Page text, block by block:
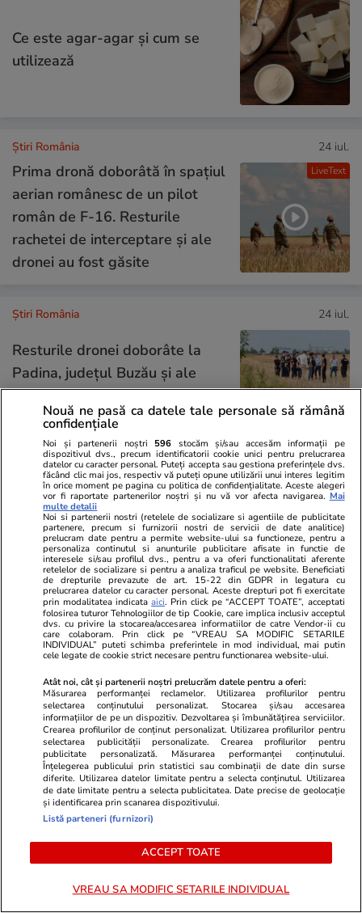
Ce este agar-agar și cum se
utilizează
LiveText
Știri România 24 iul.
Prima dronă doborâtă în spațiul
aerian românesc de un pilot
român de F-16. Resturile
rachetei de interceptare și ale
dronei au fost găsite
Știri România 24 iul.
Resturile dronei doborâte la
Padina, județul Buzău și ale
rachetei aer-aer care a
interceptat-o au fost găsite
Știri România 24 iul.
Bustul lui Adrian Păunescu din
Parcul Grădina Icoanei ar putea
fi retras. Motivele din spatele
solicitării Institutului de
Investigare a Crimelor
Comunismului
Avertizări nowcasting ANM de
vreme severă imediată. Lista
localităților vizate de fenomene
meteo periculoase
Inteligența artificială va
Nouă ne pasă ca datele tale personale să rămână
confidențiale
Noi și partenerii noștri 596 stocăm și/sau accesăm informații pe
dispozitivul dvs., precum identificatorii cookie unici pentru prelucrarea
datelor cu caracter personal. Puteți accepta sau gestiona preferințele dvs.
făcând clic mai jos, respectiv vă puteți opune utilizării unui interes legitim
în orice moment pe pagina cu politica de confidențialitate. Aceste alegeri
vor fi raportate partenerilor noștri și nu vă vor afecta navigarea. Mai
multe detalii
Noi si partenerii nostri (retelele de socializare si agentiile de publicitate
partenere, precum si furnizorii nostri de servicii de date analitice)
prelucram date pentru a permite website-ului sa functioneze, pentru a
personaliza continutul si anunturile publicitare afisate in functie de
interesele si/sau profilul dvs., pentru a va oferi functionalitati aferente
retelelor de socializare si pentru a analiza traficul pe website. Beneficiati
de drepturile prevazute de art. 15-22 din GDPR in legatura cu
prelucrarea datelor cu caracter personal. Aceste drepturi pot fi exercitate
prin modalitatea indicataaici. Prin click pe “ACCEPT TOATE”, acceptati
folosirea tuturor Tehnologiilor de tip Cookie, care implica inclusiv acceptul
dvs. cu privire la stocarea/accesarea informatiilor de catre Vendor-ii cu
care colaboram. Prin click pe “VREAU SA MODIFIC SETARILE
INDIVIDUAL” puteti schimba preferintele in mod individual, mai putin
cele legate de cookie strict necesare pentru functionarea website-ului.
Atât noi, cât și partenerii noștri prelucrăm datele pentru a oferi:
Măsurarea performanței reclamelor. Utilizarea profilurilor pentru
selectarea conținutului personalizat. Stocarea și/sau accesarea
informațiilor de pe un dispozitiv. Dezvoltarea și îmbunătățirea serviciilor.
Crearea profilurilor de conținut personalizat. Utilizarea profilurilor pentru
selectarea publicității personalizate. Crearea profilurilor pentru
publicitate personalizată. Măsurarea performanței conținutului.
Înțelegerea publicului prin statistici sau combinații de date din surse
diferite. Utilizarea datelor limitate pentru a selecta conținutul. Utilizarea
de date limitate pentru a selecta publicitatea. Date precise de geolocație
și identificarea prin scanarea dispozitivului.
Listă parteneri (furnizori)
ACCEPT TOATE
VREAU SA MODIFIC SETARILE INDIVIDUAL